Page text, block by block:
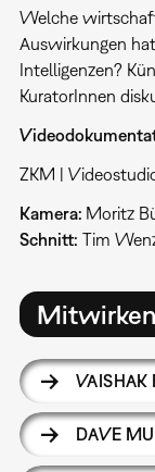
Welche
Auswirkungen
Intelligenzen?
KuratorInnen
ZKM |
Kamera: Moritz
Schnitt: Tim
VAISHAK
DAVE